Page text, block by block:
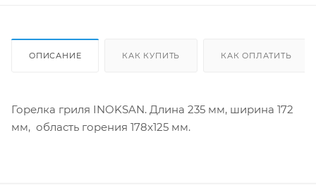
ОПИСАНИЕ КАК КУПИТЬ КАК ОПЛАТИТЬ
Горелка гриля INOKSAN. Длина 235 мм, ширина 172
мм, область горения 178x125 мм.